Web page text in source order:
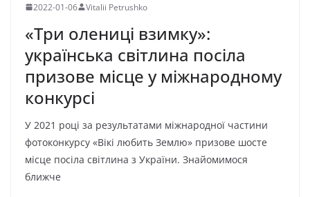
2022-01-06 Vitalii Petrushko
«Три олениці взимку»:
українська світлина посіла
призове місце у міжнародному
конкурсі
У 2021 році за результатами міжнародної частини
фотоконкурсу «Вікі любить Землю» призове шосте
місце посіла світлина з України. Знайомимося
ближче